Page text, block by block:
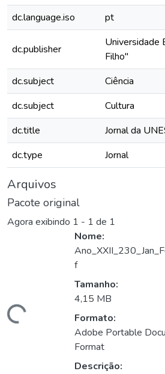
dc.language.iso
pt
dc.publisher
Universidade
Filho"
dc.subject
Ciência
dc.subject
Cultura
dc.title
Jornal da
dc.type
Jornal
Arquivos
Pacote original
Agora exibindo 1 - 1 de 1
Carregando...
Nome:
f
Tamanho:
4,15 MB
Formato:
Adobe Portable
Format
Descrição: